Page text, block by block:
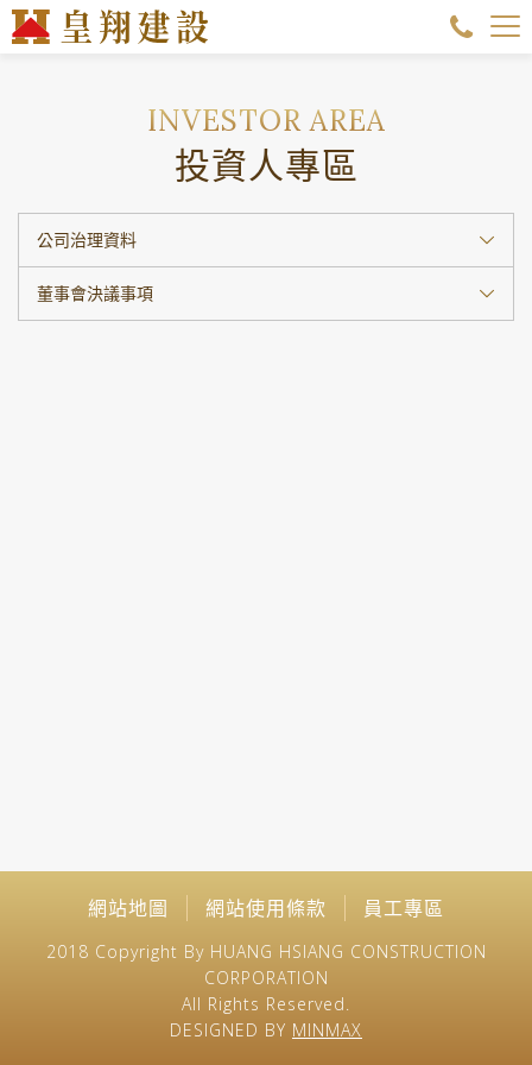
投資人專區
公司治理資料
董事會決議事項
網站地圖 網站使用條款 員工專區
2018 Copyright By HUANG HSIANG CONSTRUCTION
CORPORATION
All Rights Reserved.
DESIGNED BY MINMAX